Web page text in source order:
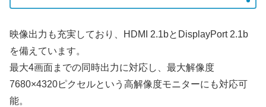
映像出力も充実しており、HDMI 2.1bとDisplayPort 2.1b
を備えています。
最大4画面までの同時出力に対応し、最大解像度
7680×4320ピクセルという高解像度モニターにも対応可
能。